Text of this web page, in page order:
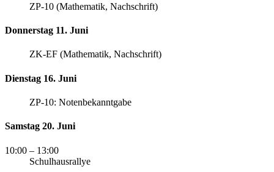
ZP-10 (Mathematik, Nachschrift)
Donnerstag 11. Juni
ZK-EF (Mathematik, Nachschrift)
Dienstag 16. Juni
ZP-10: Notenbekanntgabe
Samstag 20. Juni
10:00 – 13:00
Schulhausrallye